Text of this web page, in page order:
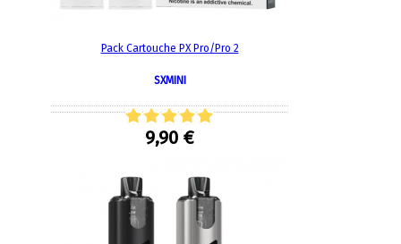
Pack Cartouche PX Pro/Pro 2
SXMINI
9,90 €